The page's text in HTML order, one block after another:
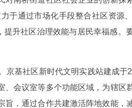
于通过市场化手段整合社区资源
升社区治理效能与居民幸福感。
基社区新时代文明实践站建成于
会议室等多个功能区域，为辖区
，通过合作共建激活阵地效能，